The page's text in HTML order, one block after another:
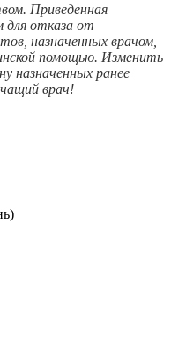
Приведенная
для отказа от
назначенных врачом,
помощью. Изменить
назначенных ранее
врач!